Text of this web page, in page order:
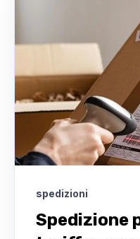
spedizioni
Spedizione